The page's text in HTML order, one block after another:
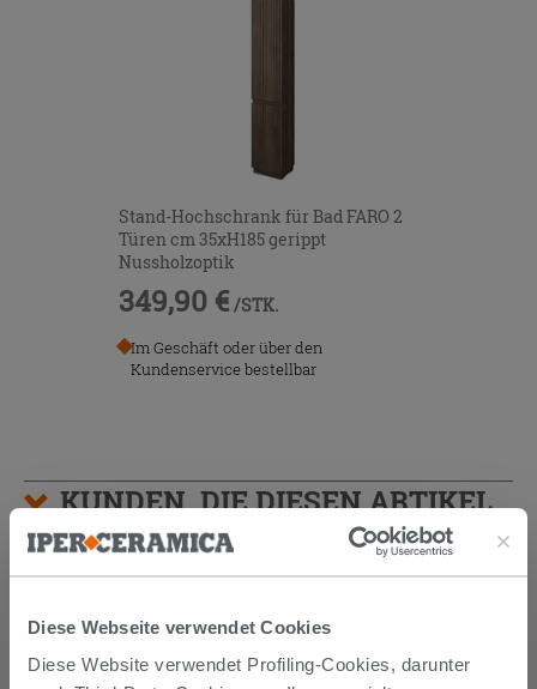
Diese Webseite verwendet Cookies
Diese Website verwendet Profiling-Cookies, darunter
Stand-Hochschrank für Bad FARO 2
Türen cm 35xH185 gerippt
Nussholzoptik
349,90 € /STK.
Im Geschäft oder über den
Kundenservice bestellbar
KUNDEN, DIE DIESEN ARTIKEL
GEKAUFT HABEN, KAUFTEN
AUCH...